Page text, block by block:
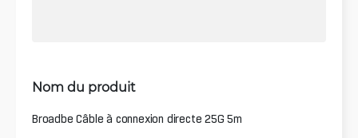
Nom du produit
Broadbe Câble à connexion directe 25G 5m